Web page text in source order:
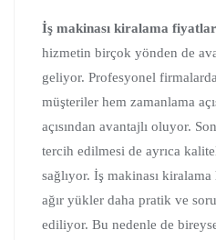
İş makinası kiralama
hizmetin birçok yönden de
geliyor. Profesyonel
müşteriler hem zamanlama
açısından avantajlı oluyor.
tercih edilmesi de ayrıca
sağlıyor. İş makinası
ağır yükler daha pratik ve
ediliyor. Bu nedenle de